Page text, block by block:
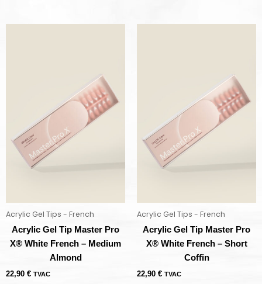
Acrylic Gel Tips - French
Acrylic Gel Tip Master Pro
X® White French – Medium
Almond
22,90 € TVAC
Acrylic Gel Tips - French
Acrylic Gel Tip Master Pro
X® White French – Short
Coffin
22,90 € TVAC